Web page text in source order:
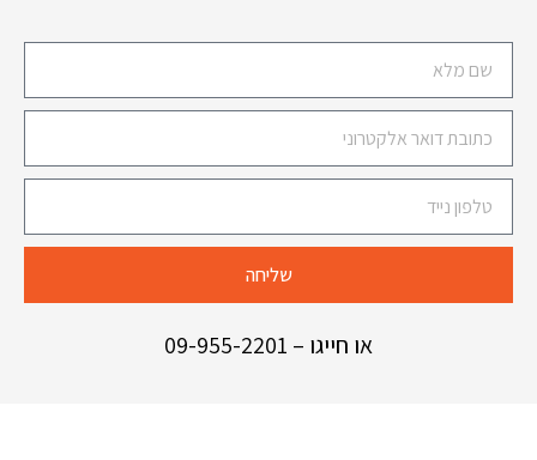
שליחה
או חייגו – 09-955-2201